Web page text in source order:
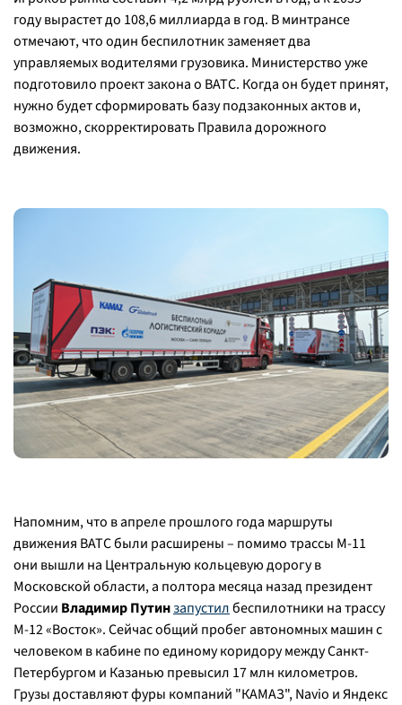
году вырастет до 108,6 миллиарда в год. В минтрансе
отмечают, что один беспилотник заменяет два
управляемых водителями грузовика. Министерство уже
подготовило проект закона о ВАТС. Когда он будет принят,
нужно будет сформировать базу подзаконных актов и,
возможно, скорректировать Правила дорожного
движения.
Напомним, что в апреле прошлого года маршруты
движения ВАТС были расширены – помимо трассы М-11
они вышли на Центральную кольцевую дорогу в
Московской области, а полтора месяца назад президент
России Владимир Путинзапустилбеспилотники на трассу
М-12 «Восток». Сейчас общий пробег автономных машин с
человеком в кабине по единому коридору между Санкт-
Петербургом и Казанью превысил 17 млн километров.
Грузы доставляют фуры компаний "КАМАЗ", Navio и Яндекс